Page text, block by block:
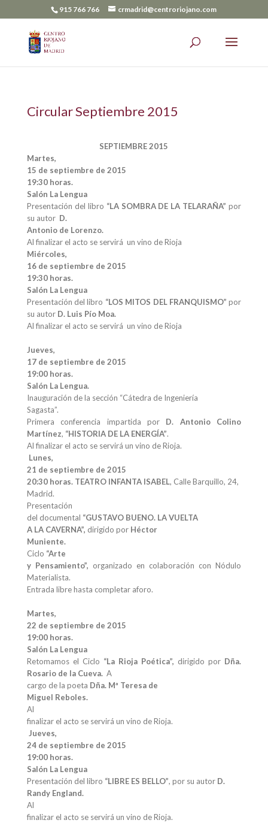
915 766 766 crmadrid@centroriojano.com
Circular Septiembre 2015
SEPTIEMBRE 2015
Martes,
15 de septiembre de 2015
19:30 horas.
Salón La Lengua
Presentación del libro “LA SOMBRA DE LA TELARAÑA” por
su autor D.
Antonio de Lorenzo.
Al finalizar el acto se servirá un vino de Rioja
Miércoles,
16 de septiembre de 2015
19:30 horas.
Salón La Lengua
Presentación del libro “LOS MITOS DEL FRANQUISMO” por
su autor D. Luis Pío Moa.
Al finalizar el acto se servirá un vino de Rioja
Jueves,
17 de septiembre de 2015
19:00 horas.
Salón La Lengua.
Inauguración de la sección “Cátedra de Ingeniería
Sagasta”.
Primera conferencia impartida por D. Antonio Colino
Martínez, “HISTORIA DE LA ENERGÍA”.
Al finalizar el acto se servirá un vino de Rioja.
Lunes,
21 de septiembre de 2015
20:30 horas. TEATRO INFANTA ISABEL, Calle Barquillo, 24,
Madrid.
Presentación
del documental “GUSTAVO BUENO. LA VUELTA
A LA CAVERNA”, dirigido por Héctor
Muniente.
Ciclo “Arte
y Pensamiento”, organizado en colaboración con Nódulo
Materialista.
Entrada libre hasta completar aforo.
Martes,
22 de septiembre de 2015
19:00 horas.
Salón La Lengua
Retomamos el Ciclo “La Rioja Poética”, dirigido por Dña.
Rosario de la Cueva.A
cargo de la poeta Dña. Mª Teresa de
Miguel Reboles.
Al
finalizar el acto se servirá un vino de Rioja.
Jueves,
24 de septiembre de 2015
19:00 horas.
Salón La Lengua
Presentación del libro “LIBRE ES BELLO”, por su autor D.
Randy England.
Al
finalizar el acto se servirá un vino de Rioja.